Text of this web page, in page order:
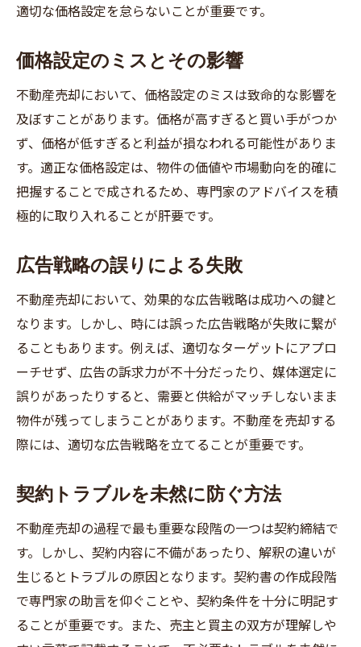
適切な価格設定を怠らないことが重要です。
価格設定のミスとその影響
不動産売却において、価格設定のミスは致命的な影響を
及ぼすことがあります。価格が高すぎると買い手がつか
ず、価格が低すぎると利益が損なわれる可能性がありま
す。適正な価格設定は、物件の価値や市場動向を的確に
把握することで成されるため、専門家のアドバイスを積
極的に取り入れることが肝要です。
広告戦略の誤りによる失敗
不動産売却において、効果的な広告戦略は成功への鍵と
なります。しかし、時には誤った広告戦略が失敗に繋が
ることもあります。例えば、適切なターゲットにアプロ
ーチせず、広告の訴求力が不十分だったり、媒体選定に
誤りがあったりすると、需要と供給がマッチしないまま
物件が残ってしまうことがあります。不動産を売却する
際には、適切な広告戦略を立てることが重要です。
契約トラブルを未然に防ぐ方法
不動産売却の過程で最も重要な段階の一つは契約締結で
す。しかし、契約内容に不備があったり、解釈の違いが
生じるとトラブルの原因となります。契約書の作成段階
で専門家の助言を仰ぐことや、契約条件を十分に明記す
ることが重要です。また、売主と買主の双方が理解しや